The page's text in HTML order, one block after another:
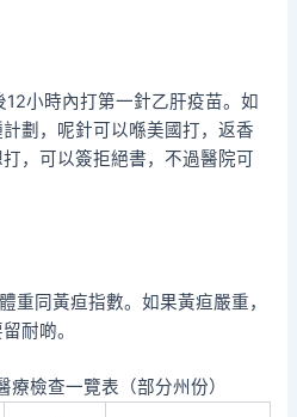
小時內打第一針乙肝疫苗。如
劃，呢針可以喺美國打，返香
，可以簽拒絕書，不過醫院可
重同黃疸指數。如果黃疸嚴重，
耐啲。
檢查一覽表（部分州份）